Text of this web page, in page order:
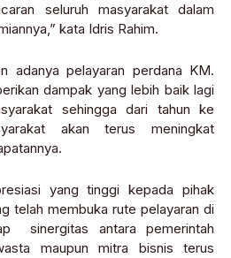
seluruh masyarakat dalam
kata Idris Rahim.
adanya pelayaran perdana KM.
dampak yang lebih baik lagi
sehingga dari tahun ke
akan terus meningkat
yang tinggi kepada pihak
telah membuka rute pelayaran di
sinergitas antara pemerintah
maupun mitra bisnis terus